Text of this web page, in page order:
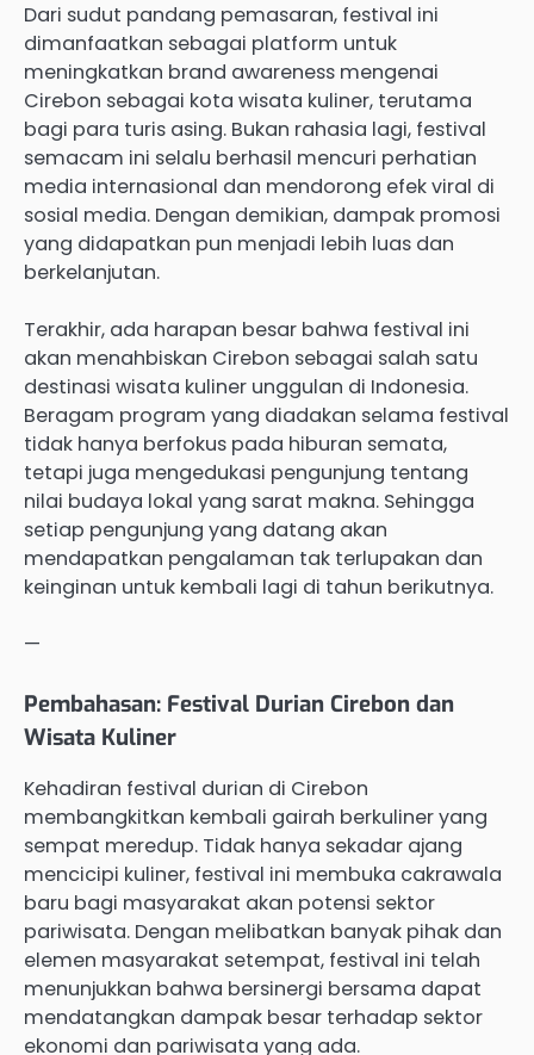
Dari sudut pandang pemasaran, festival ini
dimanfaatkan sebagai platform untuk
meningkatkan brand awareness mengenai
Cirebon sebagai kota wisata kuliner, terutama
bagi para turis asing. Bukan rahasia lagi, festival
semacam ini selalu berhasil mencuri perhatian
media internasional dan mendorong efek viral di
sosial media. Dengan demikian, dampak promosi
yang didapatkan pun menjadi lebih luas dan
berkelanjutan.
Terakhir, ada harapan besar bahwa festival ini
akan menahbiskan Cirebon sebagai salah satu
destinasi wisata kuliner unggulan di Indonesia.
Beragam program yang diadakan selama festival
tidak hanya berfokus pada hiburan semata,
tetapi juga mengedukasi pengunjung tentang
nilai budaya lokal yang sarat makna. Sehingga
setiap pengunjung yang datang akan
mendapatkan pengalaman tak terlupakan dan
keinginan untuk kembali lagi di tahun berikutnya.
—
Pembahasan: Festival Durian Cirebon dan
Wisata Kuliner
Kehadiran festival durian di Cirebon
membangkitkan kembali gairah berkuliner yang
sempat meredup. Tidak hanya sekadar ajang
mencicipi kuliner, festival ini membuka cakrawala
baru bagi masyarakat akan potensi sektor
pariwisata. Dengan melibatkan banyak pihak dan
elemen masyarakat setempat, festival ini telah
menunjukkan bahwa bersinergi bersama dapat
mendatangkan dampak besar terhadap sektor
ekonomi dan pariwisata yang ada.